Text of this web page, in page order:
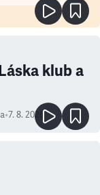
klub a
•7. 8. 2026